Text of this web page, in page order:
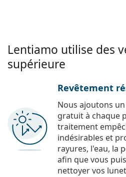
Lentiamo utilise des
supérieure
Revêtement
Nous ajoutons
gratuit à chaque
traitement
indésirables et
rayures, l'eau, la
afin que vous
nettoyer vos